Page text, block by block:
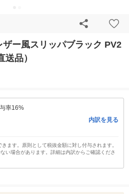
ー風スリッパブラック PV2
品）
率16%
内訳を見る
ます。原則として税抜金額に対し付与されます。
い場合があります。詳細は内訳からご確認くださ